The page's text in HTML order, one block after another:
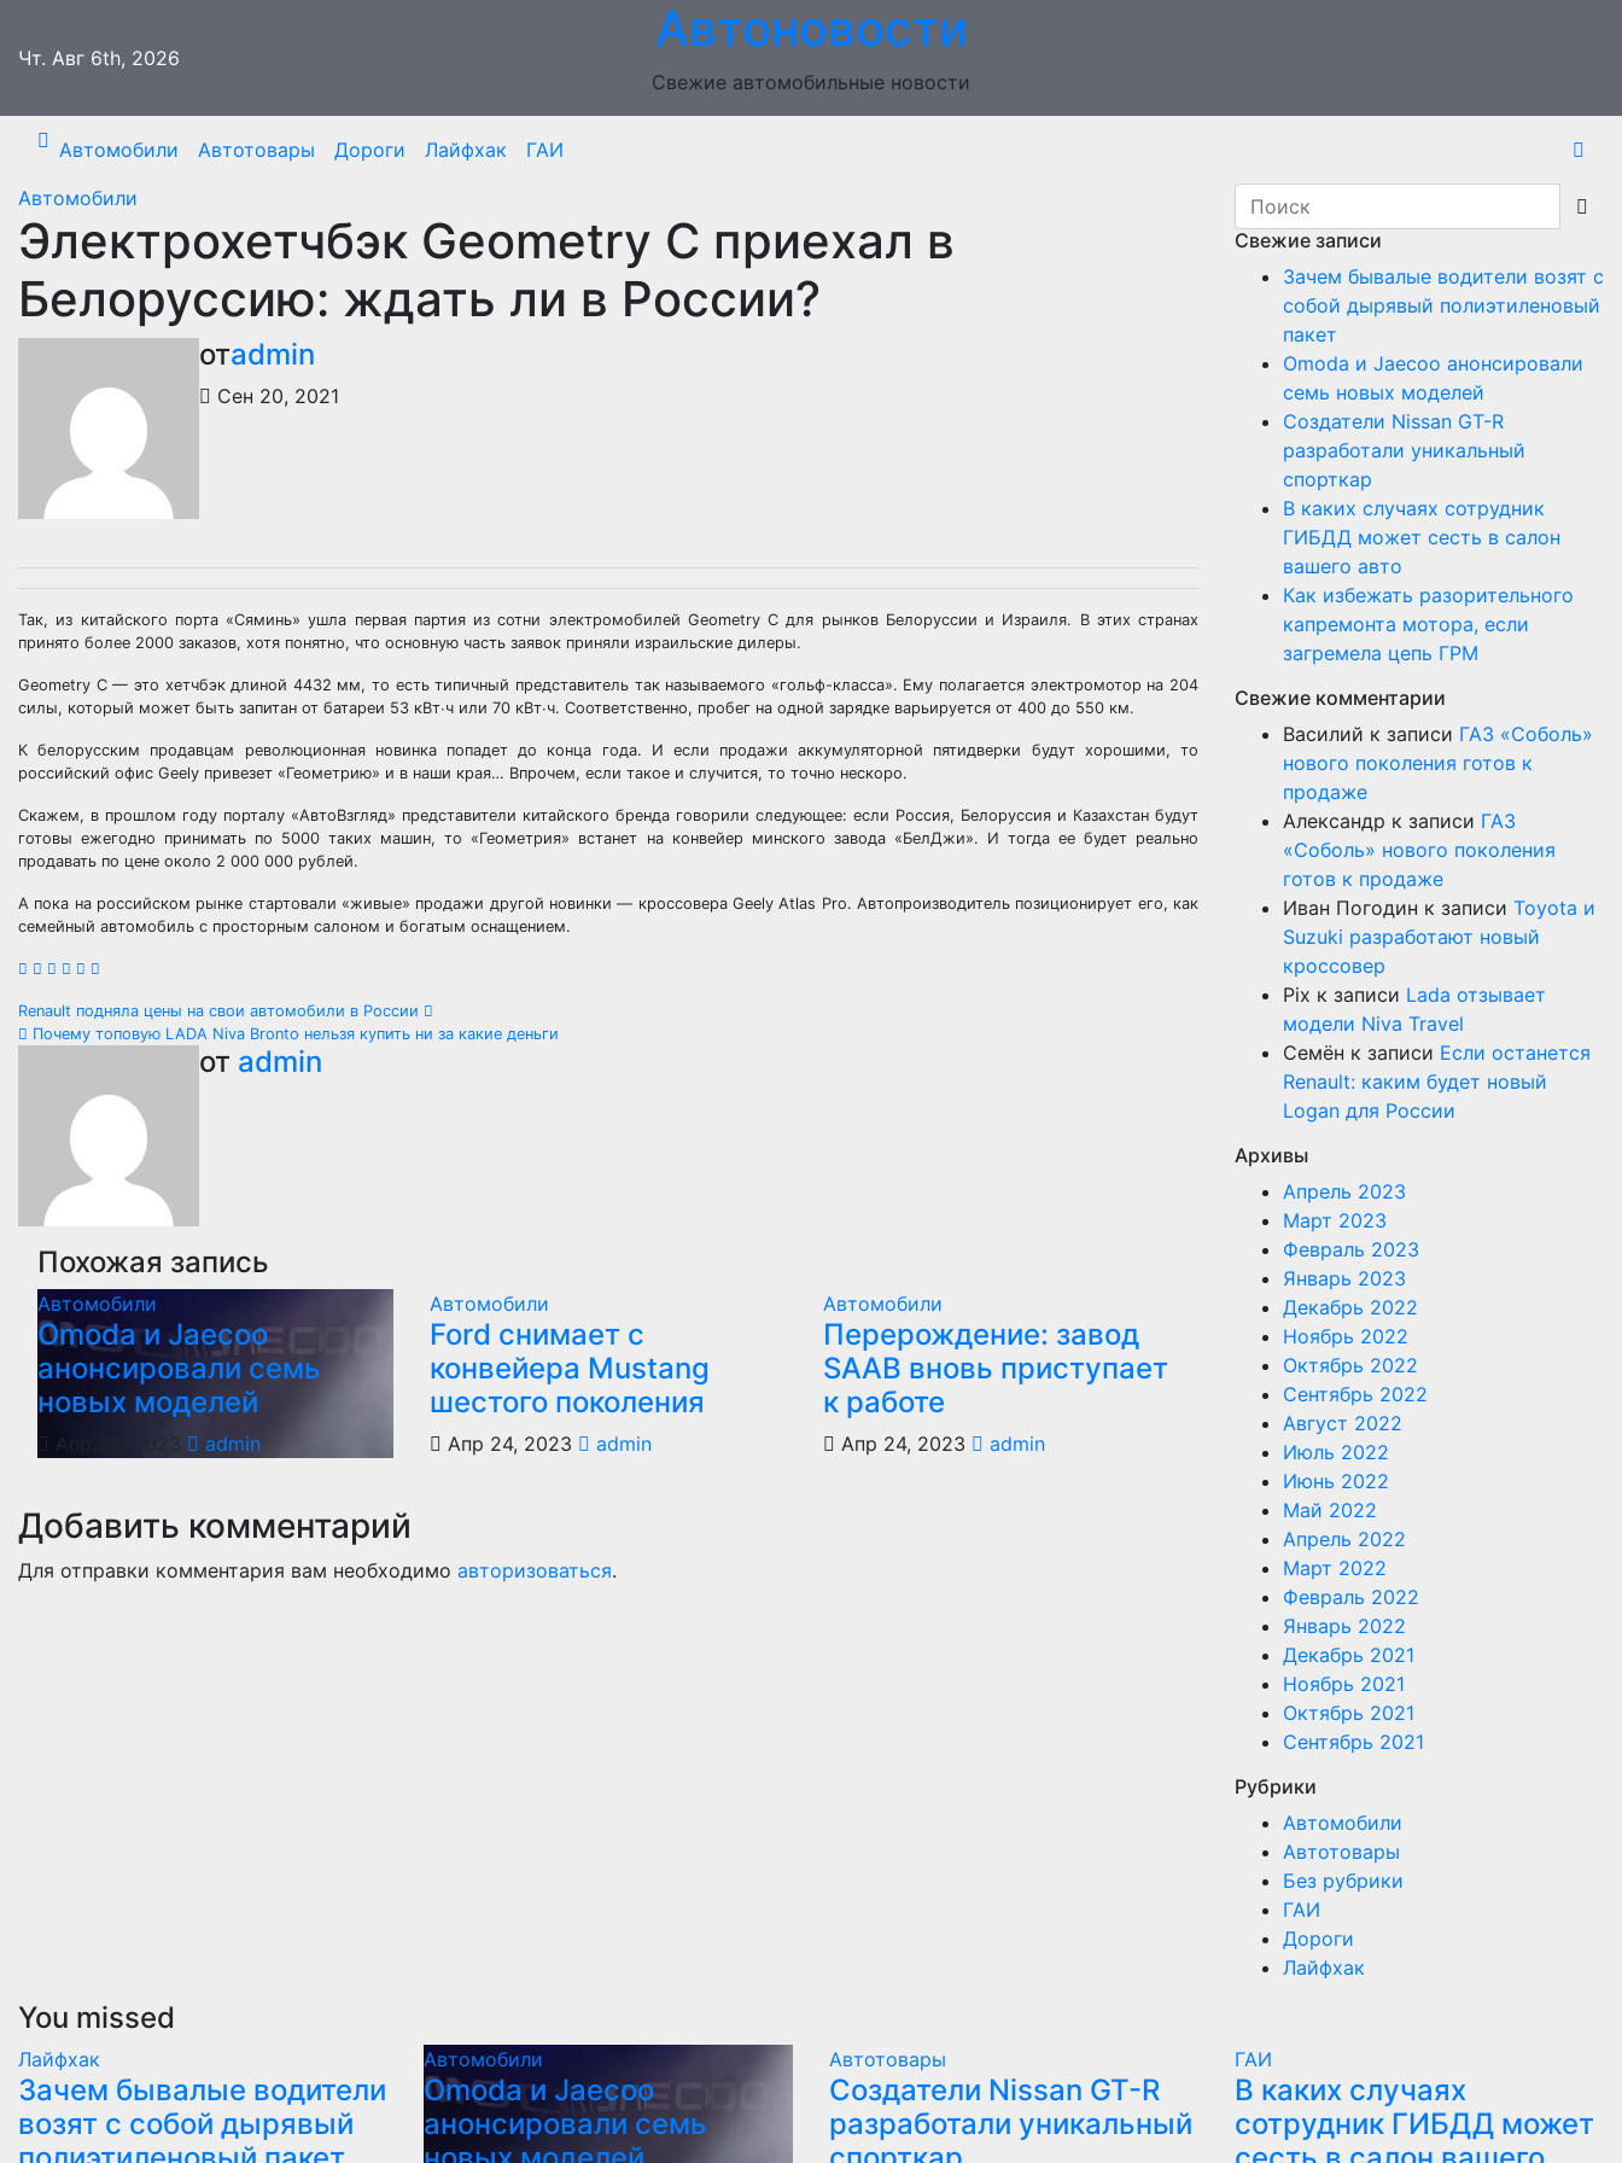
содержимому
Чт. Авг 6th, 2026 Автоновости
Свежие автомобильные новости
Автомобили Автотовары Дороги Лайфхак
ГАИ
Автомобили
Электрохетчбэк Geometry C приехал в
Белоруссию: ждать ли в России?
отadmin
Сен 20, 2021
Так, из китайского порта «Сяминь» ушла первая партия из сотни электромобилей Geometry C для рынков Белоруссии и Израиля. В этих странах
принято более 2000 заказов, хотя понятно, что основную часть заявок приняли израильские дилеры.
Geometry C — это хетчбэк длиной 4432 мм, то есть типичный представитель так называемого «гольф-класса». Ему полагается электромотор на 204
силы, который может быть запитан от батареи 53 кВт∙ч или 70 кВт∙ч. Соответственно, пробег на одной зарядке варьируется от 400 до 550 км.
К белорусским продавцам революционная новинка попадет до конца года. И если продажи аккумуляторной пятидверки будут хорошими, то
российский офис Geely привезет «Геометрию» и в наши края… Впрочем, если такое и случится, то точно нескоро.
Скажем, в прошлом году порталу «АвтоВзгляд» представители китайского бренда говорили следующее: если Россия, Белоруссия и Казахстан будут
готовы ежегодно принимать по 5000 таких машин, то «Геометрия» встанет на конвейер минского завода «БелДжи». И тогда ее будет реально
продавать по цене около 2 000 000 рублей.
А пока на российском рынке стартовали «живые» продажи другой новинки — кроссовера Geely Atlas Pro. Автопроизводитель позиционирует его, как
семейный автомобиль с просторным салоном и богатым оснащением.
Навигация
записям
Renault подняла цены на свои автомобили в России
Почему топовую LADA Niva Bronto нельзя купить ни за какие деньги
от admin
Похожая запись
Автомобили
Оmoda и Jaecoo
анонсировали семь
новых моделей
Апр 25, 2023 admin
Автомобили
Ford снимает с
конвейера Mustang
шестого поколения
Апр 24, 2023 admin
Автомобили
Перерождение: завод
SAAB вновь приступает
к работе
Апр 24, 2023 admin
Добавить комментарий
Для отправки комментария вам необходимо авторизоваться.
Свежие записи
Зачем бывалые водители возят с
собой дырявый полиэтиленовый
пакет
Оmoda и Jaecoo анонсировали
семь новых моделей
Создатели Nissan GT-R
разработали уникальный
спорткар
В каких случаях сотрудник
ГИБДД может сесть в салон
вашего авто
Как избежать разорительного
капремонта мотора, если
загремела цепь ГРМ
Свежие комментарии
Василий к записи ГАЗ «Соболь»
нового поколения готов к
продаже
Александр к записи ГАЗ
«Соболь» нового поколения
готов к продаже
Иван Погодин к записи Toyota и
Suzuki разработают новый
кроссовер
Pix к записи Lada отзывает
модели Niva Travel
Семён к записи Если останется
Renault: каким будет новый
Logan для России
Архивы
Апрель 2023
Март 2023
Февраль 2023
Январь 2023
Декабрь 2022
Ноябрь 2022
Октябрь 2022
Сентябрь 2022
Август 2022
Июль 2022
Июнь 2022
Май 2022
Апрель 2022
Март 2022
Февраль 2022
Январь 2022
Декабрь 2021
Ноябрь 2021
Октябрь 2021
Сентябрь 2021
Рубрики
Автомобили
Автотовары
Без рубрики
ГАИ
Дороги
Лайфхак
You missed
Лайфхак
Зачем бывалые водители
возят с собой дырявый
Автомобили
Оmoda и Jaecoo
анонсировали семь
Автотовары
Создатели Nissan GT-R
разработали уникальный
ГАИ
В каких случаях
сотрудник ГИБДД может